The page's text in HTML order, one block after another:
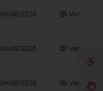
04/08/2026 Ver
04/08/2026 Ver
04/08/2026 Ver